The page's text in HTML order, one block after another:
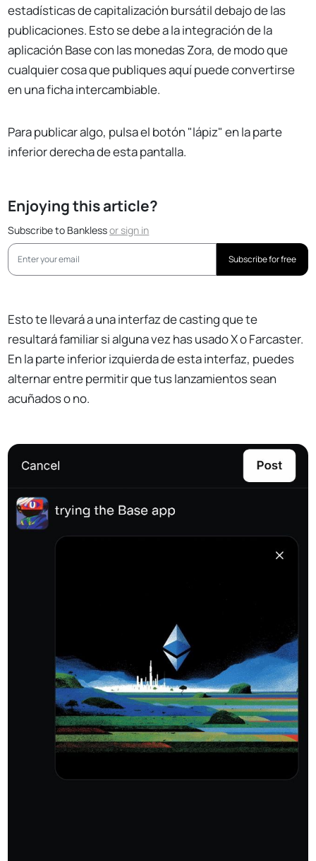
estadísticas de capitalización bursátil debajo de las
publicaciones. Esto se debe a la integración de la
aplicación Base con las monedas Zora, de modo que
cualquier cosa que publiques aquí puede convertirse
en una ficha intercambiable.
Para publicar algo, pulsa el botón "lápiz" en la parte
inferior derecha de esta pantalla.
Enjoying this article?
Subscribe to Banklessorsign in
Subscribe for free
Esto te llevará a una interfaz de casting que te
resultará familiar si alguna vez has usado X o Farcaster.
En la parte inferior izquierda de esta interfaz, puedes
alternar entre permitir que tus lanzamientos sean
acuñados o no.